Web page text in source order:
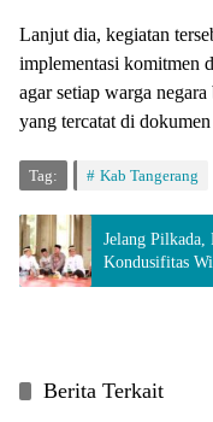
Lanjut dia, kegiatan
implementasi komitmen
agar setiap warga
yang tercatat di dokumen
Tag: Kab Tangerang
Jelang Pilkada,
Kondusifitas
Berita Terkait